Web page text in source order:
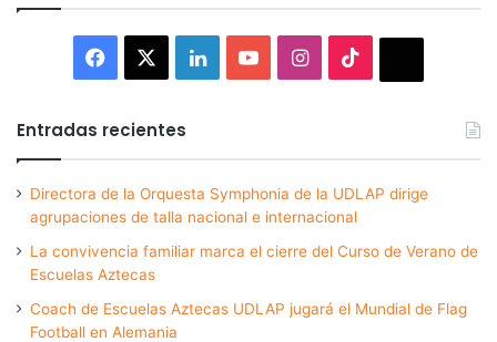
Facebook LinkedInYouTubeInstagram
Entradas recientes
Directora de la Orquesta Symphonia de la UDLAP dirige
agrupaciones de talla nacional e internacional
La convivencia familiar marca el cierre del Curso de Verano de
Escuelas Aztecas
Coach de Escuelas Aztecas UDLAP jugará el Mundial de Flag
Football en Alemania